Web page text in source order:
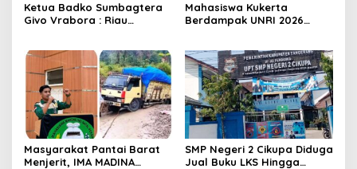
Ketua Badko Sumbagtera
Givo Vrabora : Riau
Kelola BUMD yang Bersih
dan Akuntabel
Mahasiswa Kukerta
Berdampak UNRI 2026
Minyak Jelantah Bersama
Ibu-Ibu PPK di Desa Pekan
Tua, Kempas.
Masyarakat Pantai Barat
Menjerit, IMA MADINA
SMP Negeri 2 Cikupa Diduga
Jual Buku LKS Hingga